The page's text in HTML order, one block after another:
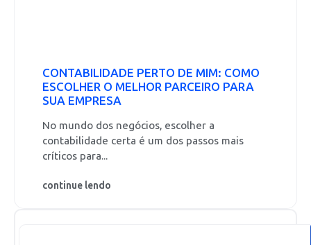
CONTABILIDADE PERTO DE MIM: COMO
ESCOLHER O MELHOR PARCEIRO PARA
SUA EMPRESA
No mundo dos negócios, escolher a
contabilidade certa é um dos passos mais
críticos para...
continue lendo